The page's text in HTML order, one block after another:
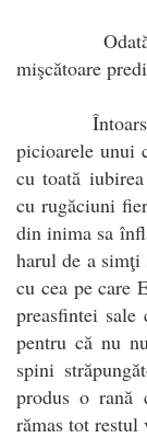
Odată, de
mişcătoare
Întoarsă de
picioarele unui
cu toată
cu rugăciuni
din inima sa
harul de a
cu cea pe care
preasfintei
pentru că nu
spini
produs o rană
rămas tot restul